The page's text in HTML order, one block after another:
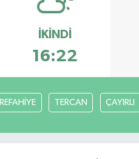
İKINDI
16:22
REFAHİYE TERCAN ÇAYIRLI